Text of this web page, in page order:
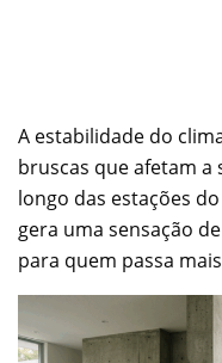
A estabilidade do
bruscas que afetam a
longo das estações
gera uma sensação
para quem passa